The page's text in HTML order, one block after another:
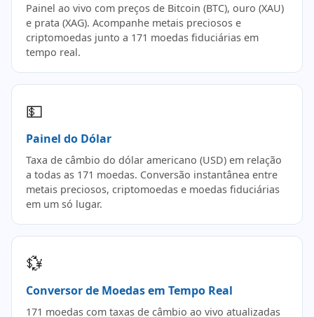
Painel ao vivo com preços de Bitcoin (BTC), ouro (XAU)
e prata (XAG). Acompanhe metais preciosos e
criptomoedas junto a 171 moedas fiduciárias em
tempo real.
💵
Painel do Dólar
Taxa de câmbio do dólar americano (USD) em relação
a todas as 171 moedas. Conversão instantânea entre
metais preciosos, criptomoedas e moedas fiduciárias
em um só lugar.
💱
Conversor de Moedas em Tempo Real
171 moedas com taxas de câmbio ao vivo atualizadas